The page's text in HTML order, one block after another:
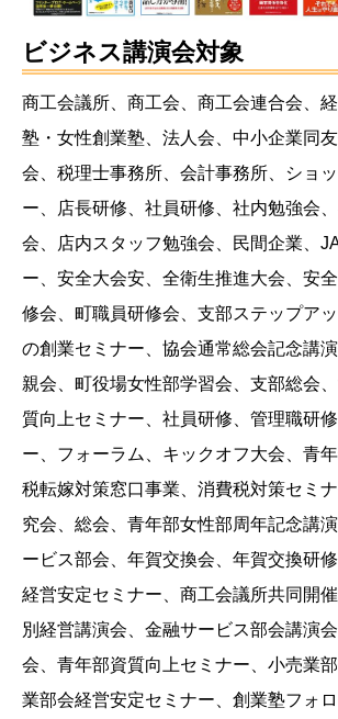
ビジネス講演会対象
商工会議所、商工会、商工会連合会、
塾・女性創業塾、法人会、中小企業同
会、税理士事務所、会計事務所、ショ
ー、店長研修、社員研修、社内勉強会
会、店内スタッフ勉強会、民間企業、
ー、安全大会安、全衛生推進大会、安
修会、町職員研修会、支部ステップア
の創業セミナー、協会通常総会記念講
親会、町役場女性部学習会、支部総会
質向上セミナー、社員研修、管理職研
ー、フォーラム、キックオフ大会、青
税転嫁対策窓口事業、消費税対策セミ
究会、総会、青年部女性部周年記念講
ービス部会、年賀交換会、年賀交換研修
経営安定セミナー、商工会議所共同開
別経営講演会、金融サービス部会講演
会、青年部資質向上セミナー、小売業
業部会経営安定セミナー、創業塾フォロ